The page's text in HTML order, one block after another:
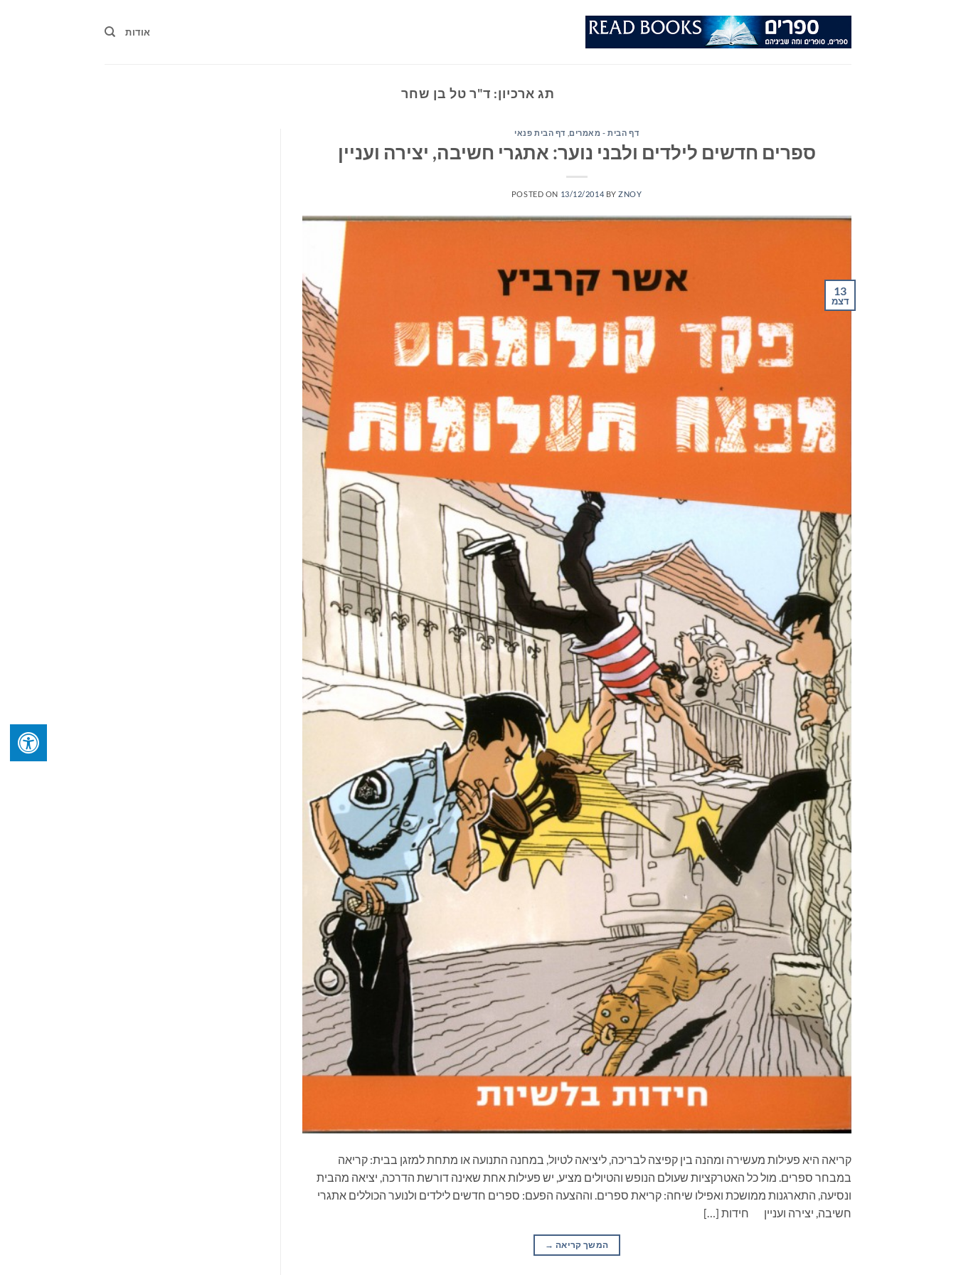
אודות
תג ארכיון: ד"ר טל בן שחר
דף הבית - מאמרים דף הבית פנאי
ספרים חדשים לילדים ולבני נוער: אתגרי חשיבה, יצירה ועניין
POSTED ON 13/12/2014 BYZNOY
13
דצמ
קריאה היא פעילות מעשירה ומהנה בין קפיצה לבריכה, ליציאה לטיול, במחנה התנועה או מתחת למזגן בבית: קריאה
במבחר ספרים. מול כל האטרקציות שעולם הנופש והטיולים מציע, יש פעילות אחת שאינה דורשת הדרכה, יציאה מהבית
ונסיעה, התארגנות ממושכת ואפילו שיחה: קריאת ספרים. וההצעה הפעם: ספרים חדשים לילדים ולנוער הכוללים אתגרי
חשיבה, יצירה ועניין חידות […]
המשך קריאה →